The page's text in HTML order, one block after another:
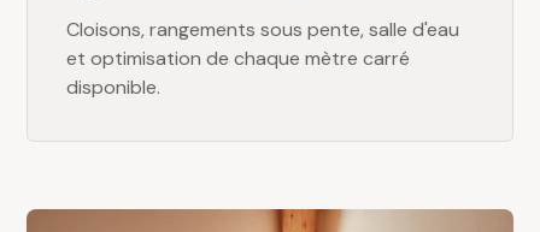
Cloisons, rangements sous pente, salle d'eau
et optimisation de chaque mètre carré
disponible.